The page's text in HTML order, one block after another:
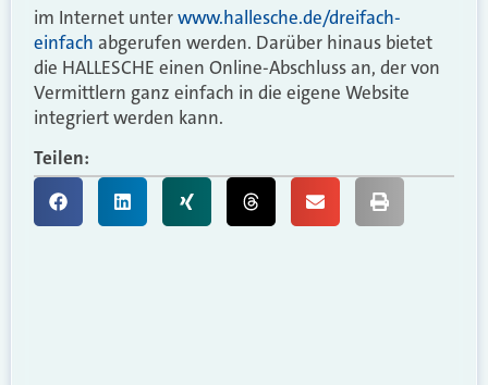
im Internet unterwww.hallesche.de/dreifach-
einfach abgerufen werden. Darüber hinaus bietet
die HALLESCHE einen Online-Abschluss an, der von
Vermittlern ganz einfach in die eigene Website
integriert werden kann.
Teilen: